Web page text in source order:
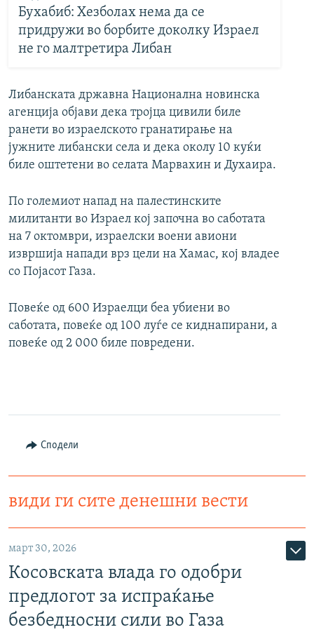
Бухабиб: Хезболах нема да се
придружи во борбите доколку Израел
не го малтретира Либан
Либанската државна Национална новинска
агенција објави дека тројца цивили биле
ранети во израелското гранатирање на
јужните либански села и дека околу 10 куќи
биле оштетени во селата Марвахин и Духаира.
По големиот напад на палестинските
милитанти во Израел кој започна во саботата
на 7 октомври, израелски воени авиони
извршија напади врз цели на Хамас, кој владее
со Појасот Газа.
Повеќе од 600 Израелци беа убиени во
саботата, повеќе од 100 луѓе се киднапирани, а
повеќе од 2 000 биле повредени.
Сподели
види ги сите денешни вести
март 30, 2026
Косовската влада го одобри
предлогот за испраќање
безбедносни сили во Газа